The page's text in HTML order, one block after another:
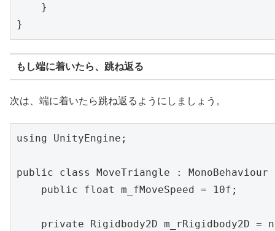
    }
もし端に着いたら、跳ね返る
次は、端に着いたら跳ね返るようにしましょう。
using UnityEngine;
public class MoveTriangle : MonoBehaviour
    public float m_fMoveSpeed = 10f;
private Rigidbody2D m_rRigidbody2D =